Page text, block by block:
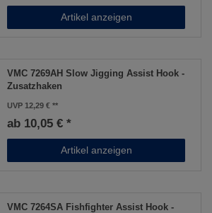
Artikel anzeigen
VMC 7269AH Slow Jigging Assist Hook -
Zusatzhaken
UVP 12,29 €
ab 10,05 € *
Artikel anzeigen
VMC 7264SA Fishfighter Assist Hook -